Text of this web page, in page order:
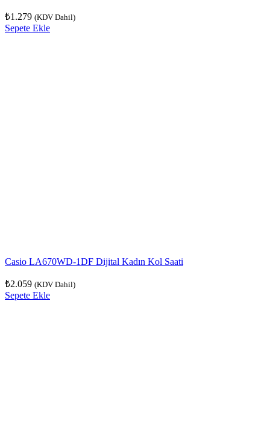
₺1.279 (KDV Dahil)
Sepete Ekle
Casio LA670WD-1DF Dijital Kadın Kol Saati
₺2.059 (KDV Dahil)
Sepete Ekle